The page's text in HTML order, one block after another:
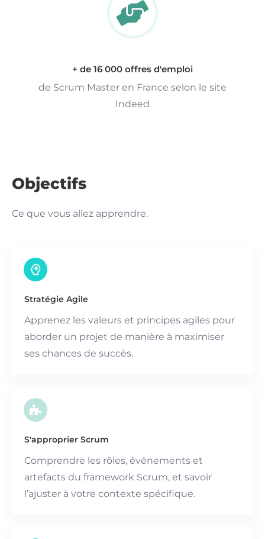
+ de 16 000 offres d'emploi
de Scrum Master en France selon le site
Indeed
Objectifs
Ce que vous allez apprendre.
Stratégie Agile
Apprenez les valeurs et principes agiles pour
aborder un projet de manière à maximiser
ses chances de succès.
S'approprier Scrum
Comprendre les rôles, événements et
artefacts du framework Scrum, et savoir
l’ajuster à votre contexte spécifique.